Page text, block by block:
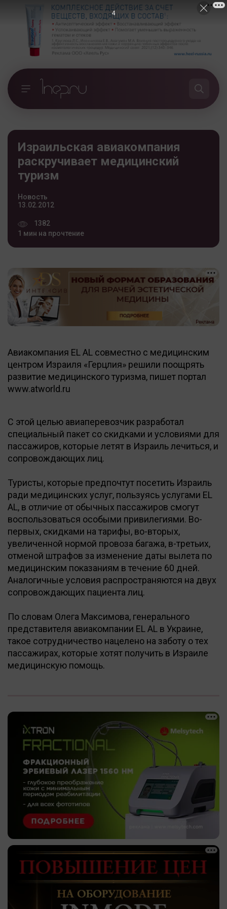
Израильская авиакомпания
раскручивает медицинский
туризм
Новость
13.02.2012
1382
1 мин на прочтение
Авиакомпания EL AL совместно с медицинским
центром Израиля «Герцлия» решили поощрять
развитие медицинского туризма, пишет портал
www.atworld.ru
С этой целью авиаперевозчик разработал
специальный пакет со скидками и условиями для
пассажиров, которые летят в Израиль лечиться, и
сопровождающих лиц.
Туристы, которые предпочтут посетить Израиль
ради медицинских услуг, пользуясь услугами EL
AL, в отличие от обычных пассажиров смогут
воспользоваться особыми привилегиями. Во-
первых, скидками на тарифы, во-вторых,
увеличенной нормой провоза багажа, в-третьих,
отменой штрафов за изменение даты вылета по
медицинским показаниям в течение 60 дней.
Аналогичные условия распространяются на двух
сопровождающих пациента лиц.
По словам Олега Максимова, генерального
представителя авиакомпании EL AL в Украине,
такое сотрудничество нацелено на заботу о тех
пассажирах, которые хотят получить в Израиле
медицинскую помощь.
4